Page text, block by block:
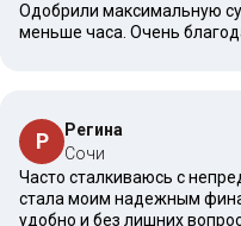
Одобрили максимальную
меньше часа. Очень
Р
Регина
Сочи
Часто сталкиваюсь с
стала моим надежным
удобно и без лишних